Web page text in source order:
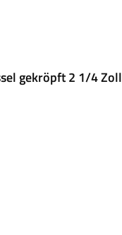
gekröpft 2 1/4 Zoll